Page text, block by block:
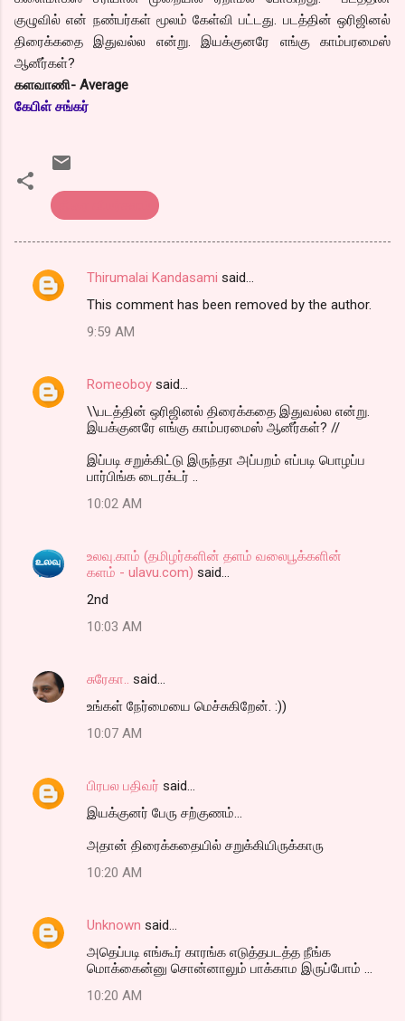
குழுவில் என் நண்பர்கள் மூலம் கேள்வி பட்டது. படத்தின் ஒரிஜினல்
திரைக்கதை இதுவல்ல என்று. இயக்குனரே எங்கு காம்பரமைஸ்
ஆனீர்கள்?
களவாணி- Average
கேபிள் சங்கர்
C
e
Thirumalai Kandasami said…
This comment has been removed by the author.
9:59 AM
Romeoboy said…
\\படத்தின் ஒரிஜினல் திரைக்கதை இதுவல்ல என்று.
இயக்குனரே எங்கு காம்பரமைஸ் ஆனீர்கள்? //
இப்படி சறுக்கிட்டு இருந்தா அப்பறம் எப்படி பொழப்ப
பார்பிங்க டைரக்டர் ..
10:02 AM
உலவு.காம் (தமிழர்களின் தளம் வலைபூக்களின்
களம் - ulavu.com) said…
2nd
10:03 AM
சுரேகா.. said…
உங்கள் நேர்மையை மெச்சுகிறேன். :))
10:07 AM
பிரபல பதிவர் said…
இயக்குனர் பேரு சற்குணம்...
அதான் திரைக்கதையில் சறுக்கியிருக்காரு
10:20 AM
Unknown said…
அதெப்படி எங்கூர் காரங்க எடுத்தபடத்த நீங்க
மொக்கைன்னு சொன்னாலும் பாக்காம இருப்போம் ...
10:20 AM